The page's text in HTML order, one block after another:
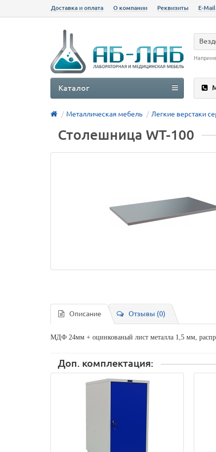
Доставка и оплата О компании Реквизиты E-Mail
Каталог
Металлическая мебель Легкие верстаки
Столешница WT-100
Описание Отзывы (0)
МДФ 24мм + оцинкованый лист металла 1,5 мм,
Доп. комплектация: